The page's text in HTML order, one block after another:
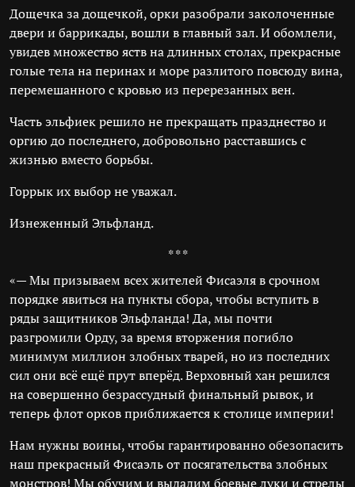
Дощечка за дощечкой, орки разобрали заколоченные
двери и баррикады, вошли в главный зал. И обомлели,
увидев множество яств на длинных столах, прекрасные
голые тела на перинах и море разлитого повсюду вина,
перемешанного с кровью из перерезанных вен.
Часть эльфиек решило не прекращать празднество и
оргию до последнего, добровольно расставшись с
жизнью вместо борьбы.
Горрык их выбор не уважал.
Изнеженный Эльфланд.
* * *
«— Мы призываем всех жителей Фисаэля в срочном
порядке явиться на пункты сбора, чтобы вступить в
ряды защитников Эльфланда! Да, мы почти
разгромили Орду, за время вторжения погибло
минимум миллион злобных тварей, но из последних
сил они всё ещё прут вперёд. Верховный хан решился
на совершенно безрассудный финальный рывок, и
теперь флот орков приближается к столице империи!
Нам нужны воины, чтобы гарантированно обезопасить
наш прекрасный Фисаэль от посягательства злобных
монстров! Мы обучим и выдадим боевые луки и стрелы